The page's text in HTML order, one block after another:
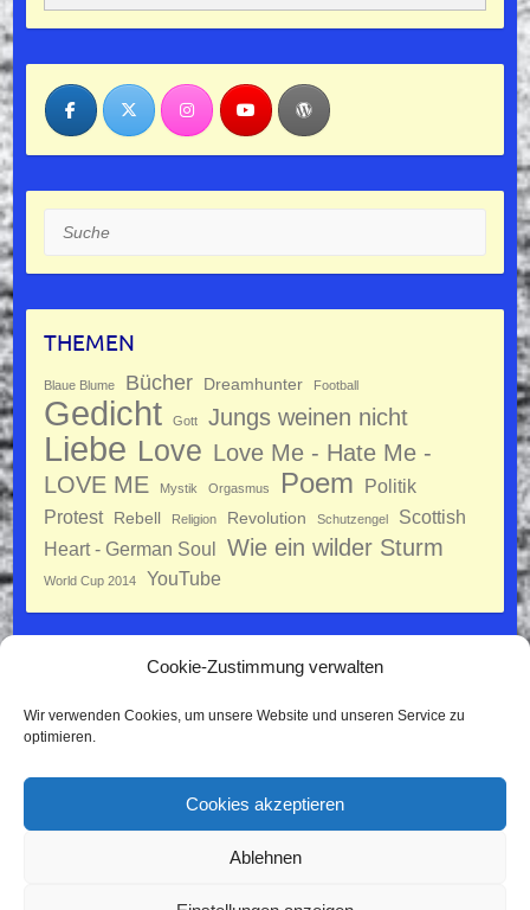
Cookie-Zustimmung verwalten
Wir verwenden Cookies, um unsere Website und unseren Service zu
optimieren.
Cookies akzeptieren
Ablehnen
Suche
THEMEN
Blaue Blume Bücher Dreamhunter Football
Gedicht Gott Jungs weinen nicht
Liebe Love Love Me - Hate Me -
LOVE ME
Mystik Orgasmus Poem
Politik
Protest
Rebell Religion Revolution Schutzengel
Scottish
Heart - German Soul Wie ein wilder Sturm
World Cup 2014 YouTube
Impressum